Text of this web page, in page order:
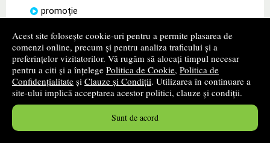
Acest site folosește cookie-uri pentru a permite plasarea de
comenzi online, precum și pentru analiza traficului și a
preferințelor vizitatorilor. Vă rugăm să alocați timpul necesar
pentru a citi și a înțelege Politica de Cookie, Politica de
Confidențialitate și Clauze și Condiții. Utilizarea în continuare a
site-ului implică acceptarea acestor politici, clauze și condiții.
Sunt de acord
promoție
Contine cheia exercitiilor din toate cele 5 sectiuni de
examen incluse in cele 6 teste, precum si sugestii de
raspunsuri si modele de compuneri. Nr. de pagini : 56
Anul aparitiei : 2013
19,38lei